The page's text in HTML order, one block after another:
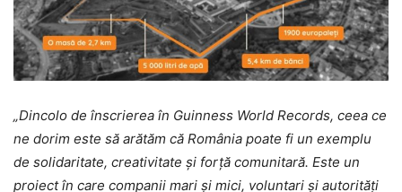
„Dincolo de înscrierea în Guinness World Records, ceea ce
ne dorim este să arătăm că România poate fi un exemplu
de solidaritate, creativitate și forță comunitară. Este un
proiect în care companii mari și mici, voluntari și autorități